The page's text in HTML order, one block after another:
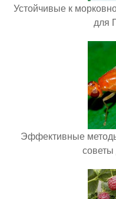
Устойчивые к
для
Эффективные